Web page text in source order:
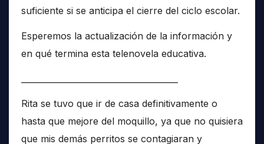
suficiente si se anticipa el cierre del ciclo escolar.
Esperemos la actualización de la información y
en qué termina esta telenovela educativa.
Rita se tuvo que ir de casa definitivamente o
hasta que mejore del moquillo, ya que no quisiera
que mis demás perritos se contagiaran y